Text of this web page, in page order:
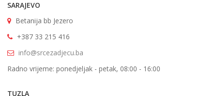
SARAJEVO
Betanija bb Jezero
+387 33 215 416
info@srcezadjecu.ba
Radno vrijeme: ponedjeljak - petak, 08:00 - 16:00
TUZLA